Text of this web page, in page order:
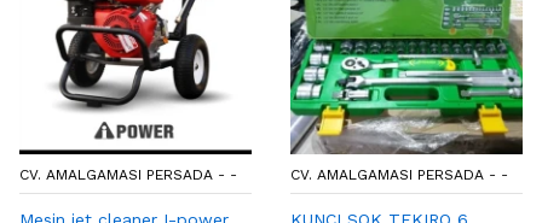
CV. AMALGAMASI PERSADA - - CV. AMALGAMASI PERSADA - -